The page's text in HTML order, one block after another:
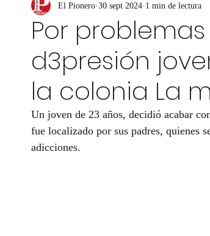
Manzana Caliente Opinión
Por
d3presión
la colonia La
El Pionero 30 sept 2024 1 min de lectura
Un joven de 23 años, decidió acabar
fue localizado por sus padres, quienes
adicciones.